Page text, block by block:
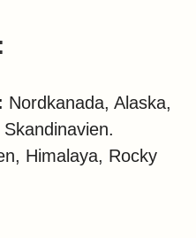
Nordkanada, Alaska,
Himalaya, Rocky